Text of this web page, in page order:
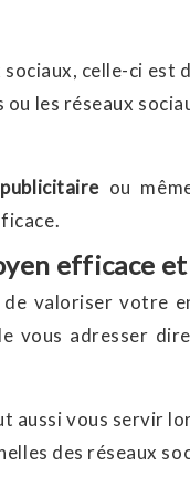
sociaux, celle-ci
les réseaux
ou
efficace
valoriser votre
vous adresser
aussi vous servir
des réseaux